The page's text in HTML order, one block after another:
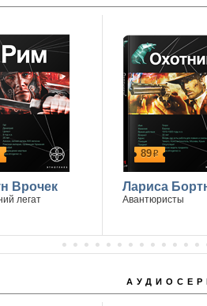
Врочек
легат
89р
Лариса
Авантюристы